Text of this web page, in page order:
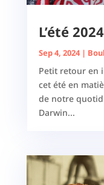
L’été
Sep 4, 2024|
Petit retour en
cet été en
de notre
Darwin...